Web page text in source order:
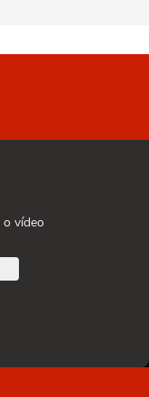
vídeo